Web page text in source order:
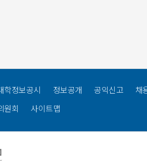
학정보공시 정보공개 공익신고
채
원회 사이트맵